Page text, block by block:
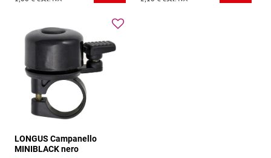
LONGUS Campanello
MINIBLACK nero